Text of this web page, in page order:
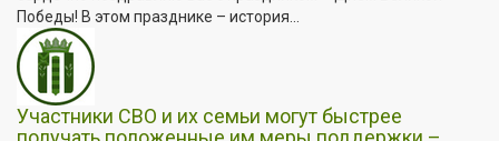
Победы! В этом празднике – история...
Участники СВО и их семьи могут быстрее